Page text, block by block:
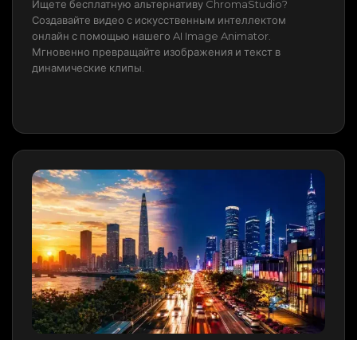
Ищете бесплатную альтернативу ChromaStudio?
Создавайте видео с искусственным интеллектом
онлайн с помощью нашего AI Image Animator.
Мгновенно превращайте изображения и текст в
динамические клипы.